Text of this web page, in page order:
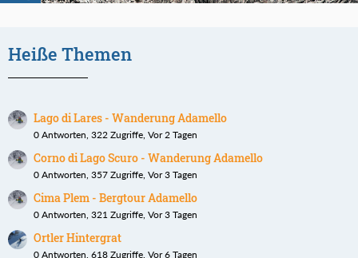
Heiße Themen
Lago di Lares - Wanderung Adamello
0 Antworten, 322 Zugriffe, Vor 2 Tagen
Corno di Lago Scuro - Wanderung Adamello
0 Antworten, 357 Zugriffe, Vor 3 Tagen
Cima Plem - Bergtour Adamello
0 Antworten, 321 Zugriffe, Vor 3 Tagen
Ortler Hintergrat
0 Antworten, 618 Zugriffe, Vor 6 Tagen